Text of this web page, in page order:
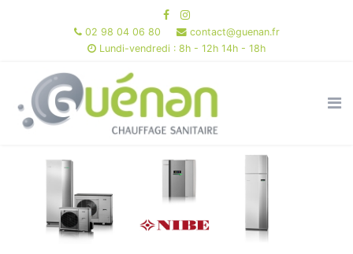
02 98 04 06 80
contact@guenan.fr
Lundi-vendredi : 8h - 12h 14h - 18h